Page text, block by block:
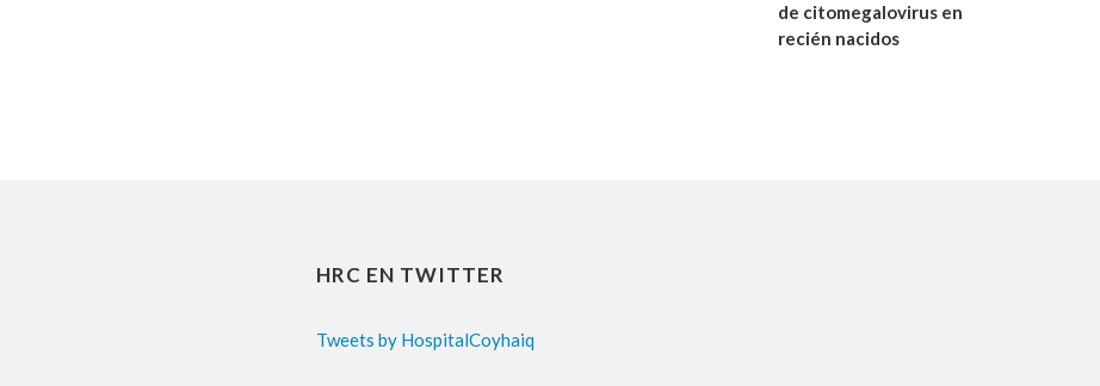
de citomegalovirus en
recién nacidos
HRC EN TWITTER
Tweets by HospitalCoyhaiq